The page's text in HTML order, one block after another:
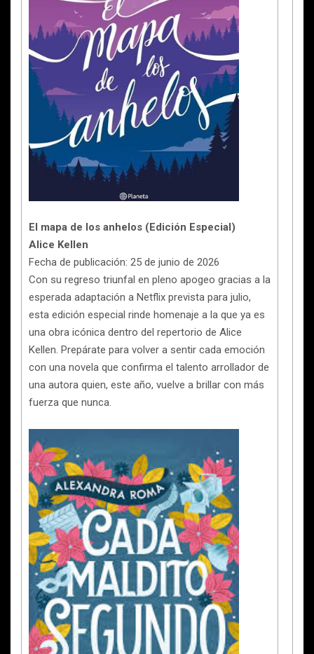
El mapa de los anhelos (Edición Especial)
Alice Kellen
Fecha de publicación: 25 de junio de 2026
Con su regreso triunfal en pleno apogeo gracias a la
esperada adaptación a Netflix prevista para julio,
esta edición especial rinde homenaje a la que ya es
una obra icónica dentro del repertorio de Alice
Kellen. Prepárate para volver a sentir cada emoción
con una novela que confirma el talento arrollador de
una autora quien, este año, vuelve a brillar con más
fuerza que nunca.